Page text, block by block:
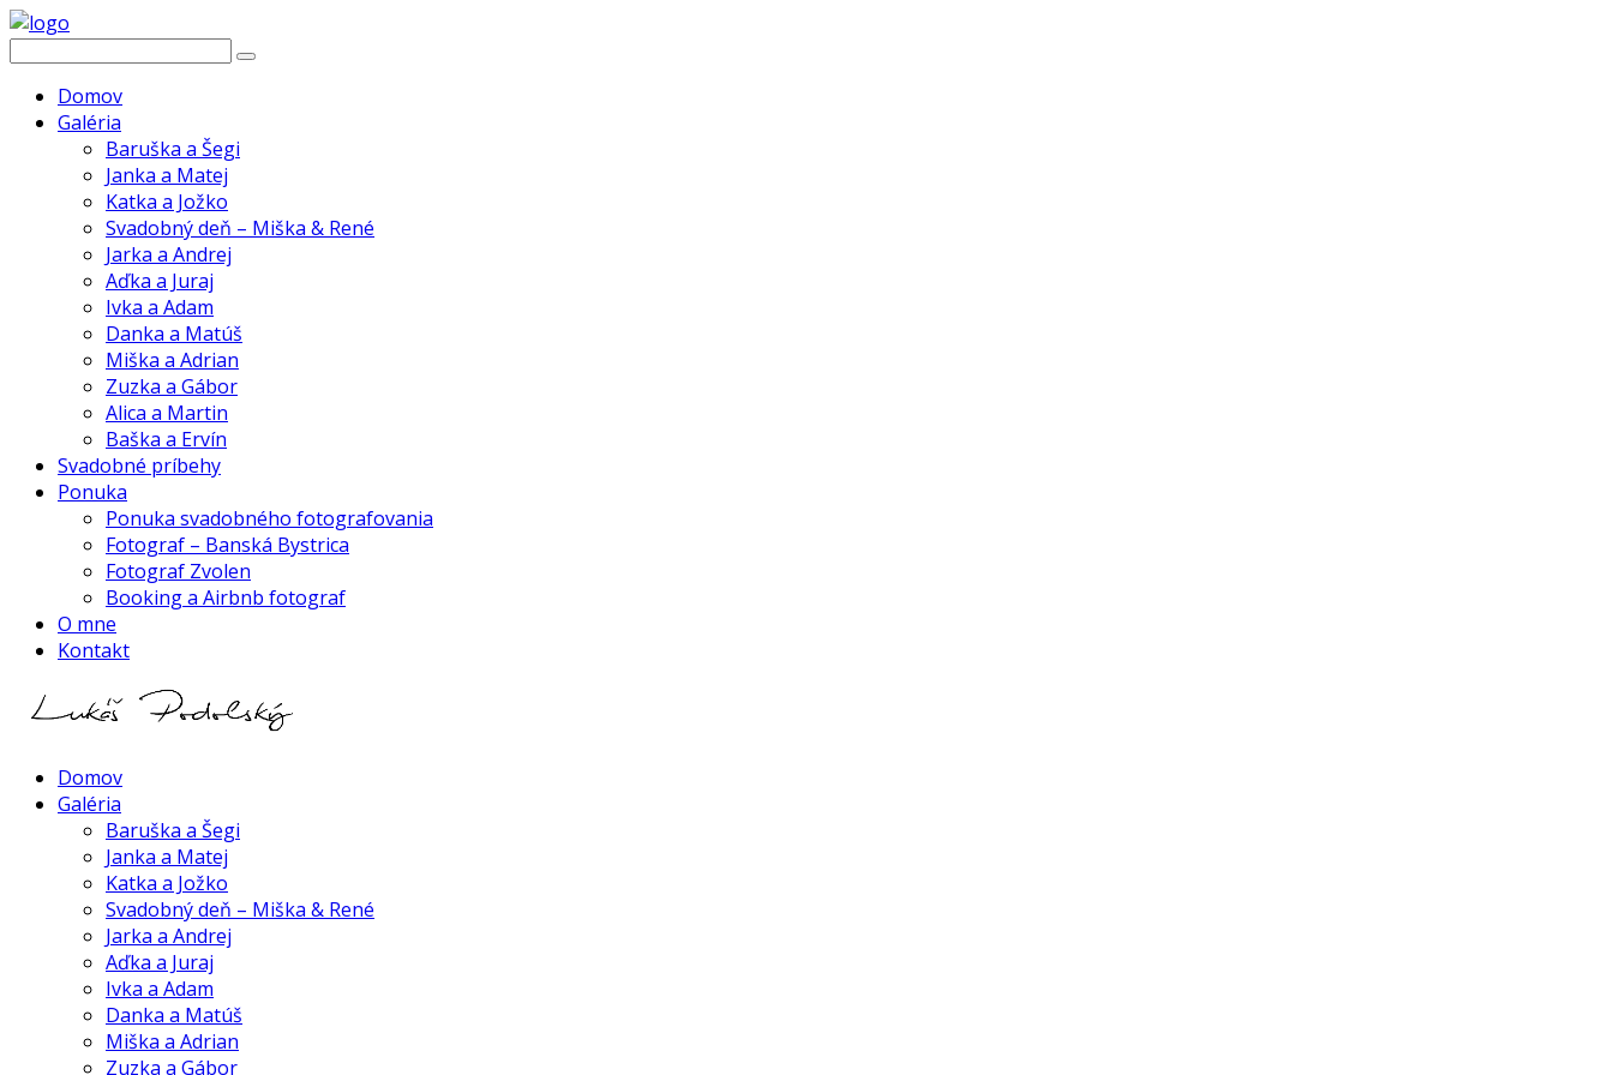
Domov
Galéria
Baruška a Šegi
Janka a Matej
Katka a Jožko
Svadobný deň – Miška & René
Jarka a Andrej
Aďka a Juraj
Ivka a Adam
Danka a Matúš
Miška a Adrian
Zuzka a Gábor
Alica a Martin
Baška a Ervín
Svadobné príbehy
Ponuka
Ponuka svadobného fotografovania
Fotograf – Banská Bystrica
Fotograf Zvolen
Booking a Airbnb fotograf
O mne
Kontakt
Domov
Galéria
Baruška a Šegi
Janka a Matej
Katka a Jožko
Svadobný deň – Miška & René
Jarka a Andrej
Aďka a Juraj
Ivka a Adam
Danka a Matúš
Miška a Adrian
Zuzka a Gábor